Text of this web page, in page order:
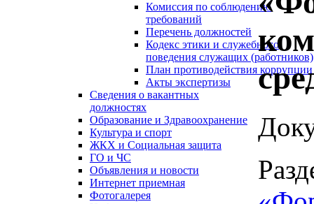
Комиссия по соблюдению
требований
Перечень должностей
Кодекс этики и служебного
поведения служащих (работников)
План противодействия коррупции
Акты экспертизы
Сведения о вакантных
должностях
Образование и Здравоохранение
Культура и спорт
ЖКХ и Социальная защита
ГО и ЧС
Объявления и новости
Интернет приемная
Фотогалерея